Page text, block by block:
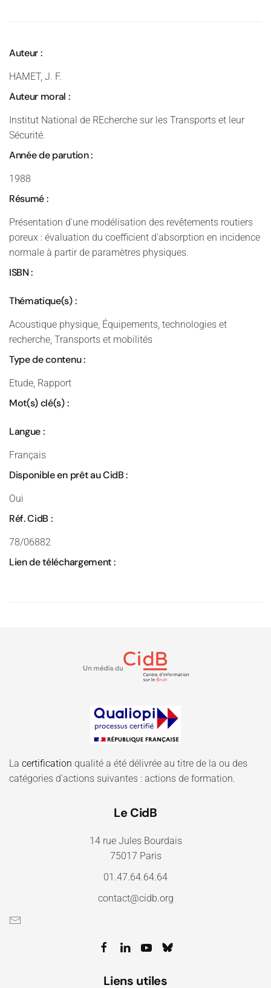
Auteur :
HAMET, J. F.
Auteur moral :
Institut National de REcherche sur les Transports et leur
Sécurité.
Année de parution :
1988
Résumé :
Présentation d'une modélisation des revêtements routiers
poreux : évaluation du coefficient d'absorption en incidence
normale à partir de paramètres physiques.
ISBN :
Thématique(s) :
Acoustique physique, Équipements, technologies et
recherche, Transports et mobilités
Type de contenu :
Etude, Rapport
Mot(s) clé(s) :
Langue :
Français
Disponible en prêt au CidB :
Oui
Réf. CidB :
78/06882
Lien de téléchargement :
La certification qualité a été délivrée au titre de la ou des
catégories d'actions suivantes : actions de formation.
Le CidB
14 rue Jules Bourdais
75017 Paris
01.47.64.64.64
contact@cidb.org
Liens utiles